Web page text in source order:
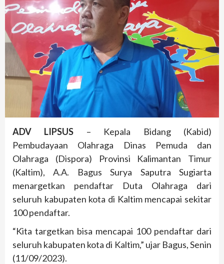
ADV LIPSUS – Kepala Bidang (Kabid)
Pembudayaan Olahraga Dinas Pemuda dan
Olahraga (Dispora) Provinsi Kalimantan Timur
(Kaltim), A.A. Bagus Surya Saputra Sugiarta
menargetkan pendaftar Duta Olahraga dari
seluruh kabupaten kota di Kaltim mencapai sekitar
100 pendaftar.
“Kita targetkan bisa mencapai 100 pendaftar dari
seluruh kabupaten kota di Kaltim,” ujar Bagus, Senin
(11/09/2023).